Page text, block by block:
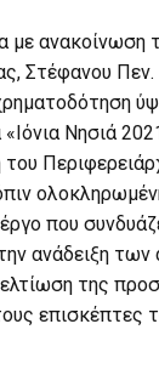
ανακοίνωση
Στέφανου
Νησιά
που
ανάδειξη των
της
επισκέπτες